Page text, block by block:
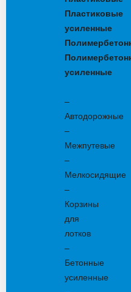
Пластиковые
усиленные
усиленные
–
Автодорожные
–
Межпутевые
–
Мелкосидящие
–
Корзины
для
лотков
–
Бетонные
усиленные